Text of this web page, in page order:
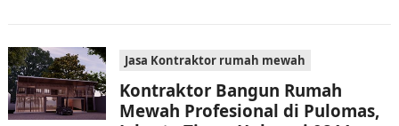
Jasa Kontraktor rumah mewah
Kontraktor Bangun Rumah
Mewah Profesional di Pulomas,